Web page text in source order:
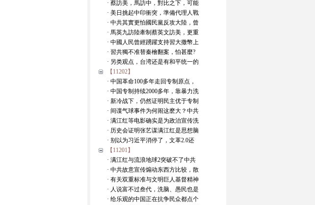
· 蔡訪美，馬訪中，對比之下，可能
· 美日挑起中印衝突，準備代理人戰
· 中共其實更怕國民黨反攻大陸，曾
· 馬英九訪陸牽制蔡英文訪美，更重
· 中國人民曾經踴躍支持習大撒幣上
· 習共獨不准替秦檜翻案，怕甚麼?
· 另类观点，台湾还是有和平统一的
【11202】
· 中国革命100多年走回专制原点，
· 中国专制持续2000多年，靠暴力洗
· 新冷战下，仍然证明民主优于专制
· 间谍气球事件为何闹这麽大？中共
· 满江红等电影确实是为政治宣传洗
· 历史会证明张艺谋满江红是思想脑
· 别以为习近平消停了，文革2.0还
【11201】
· 满江红与流浪地球2突破不了中共
· 中共故意宣传煽动东西方比较，散
· 有关双重标准与文明巨人基督精神
· 人说富不过叁代，洗脑、愚民也是
· 给乐观的中国正在抗争民众都点个